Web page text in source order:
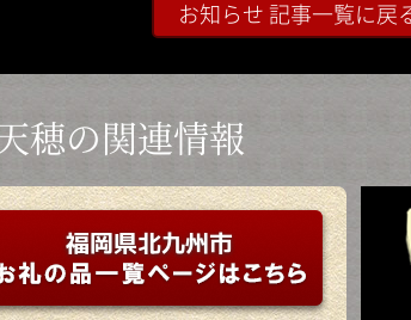
お知らせ 記事一覧に戻
穂の関連情報